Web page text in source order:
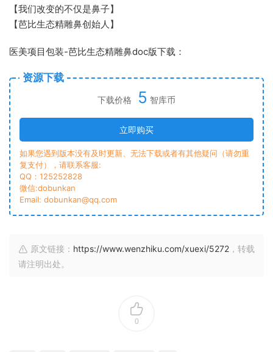
【我们改变的不仅是鼻子】
【芭比生态精雕鼻创始人】
医美项目包装-芭比生态精雕鼻doc版下载：
资源下载
下载价格 5 智库币
立即购买
如果您遇到版本没有及时更新、无法下载或者有其他疑问（请勿重
复支付），请联系客服:
QQ：125252828
微信:dobunkan
Email: dobunkan@qq.com
原文链接： https://www.wenzhiku.com/xuexi/5272 ，转载
请注明出处。
0